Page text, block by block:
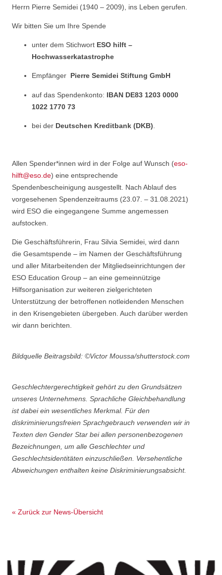
Herrn Pierre Semidei (1940 – 2009), ins Leben gerufen.
Wir bitten Sie um Ihre Spende
unter dem Stichwort ESO hilft –
Hochwasserkatastrophe
Empfänger Pierre Semidei Stiftung GmbH
auf das Spendenkonto: IBAN DE83 1203 0000
1022 1770 73
bei der Deutschen Kreditbank (DKB)
Allen Spender*innen wird in der Folge auf Wunsch (eso-
hilft@eso.de) eine entsprechende
Spendenbescheinigung ausgestellt. Nach Ablauf des
vorgesehenen Spendenzeitraums (23.07. – 31.08.2021)
wird ESO die eingegangene Summe angemessen
aufstocken.
Die Geschäftsführerin, Frau Silvia Semidei, wird dann
die Gesamtspende – im Namen der Geschäftsführung
und aller Mitarbeitenden der Mitgliedseinrichtungen der
ESO Education Group – an eine gemeinnützige
Hilfsorganisation zur weiteren zielgerichteten
Unterstützung der betroffenen notleidenden Menschen
in den Krisengebieten übergeben. Auch darüber werden
wir dann berichten.
Bildquelle Beitragsbild: ©Victor Moussa/shutterstock.com
Geschlechtergerechtigkeit gehört zu den Grundsätzen
unseres Unternehmens. Sprachliche Gleichbehandlung
ist dabei ein wesentliches Merkmal. Für den
diskriminierungsfreien Sprachgebrauch verwenden wir in
Texten den Gender Star bei allen personenbezogenen
Bezeichnungen, um alle Geschlechter und
Geschlechtsidentitäten einzuschließen. Versehentliche
Abweichungen enthalten keine Diskriminierungsabsicht.
« Zurück zur News-Übersicht